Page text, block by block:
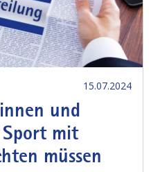
15.07.2024
und
mit
müssen